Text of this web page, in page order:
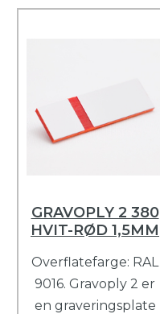
GRAVOPLY 2 380
HVIT-RØD 1,5MM
Overflatefarge: RAL
9016. Gravoply 2 er
en graveringsplate